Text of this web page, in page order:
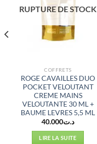
RUPTURE DE STOCK
COFFRETS
ROGE CAVAILLES DUO
POCKET VELOUTANT
CREME MAINS
VELOUTANTE 30 ML +
BAUME LEVRES 5,5 ML
د.ت40.000
LIRE LA SUITE